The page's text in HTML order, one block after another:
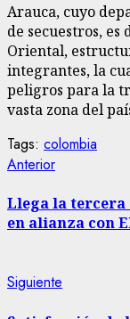
Arauca, cuyo
de secuestros,
Oriental,
integrantes, la
peligros para la
vasta zona del
Tags: colombia
Sigue
leyendo
AnteriorEntrada
Llega la tercera
en alianza con
Siguiente